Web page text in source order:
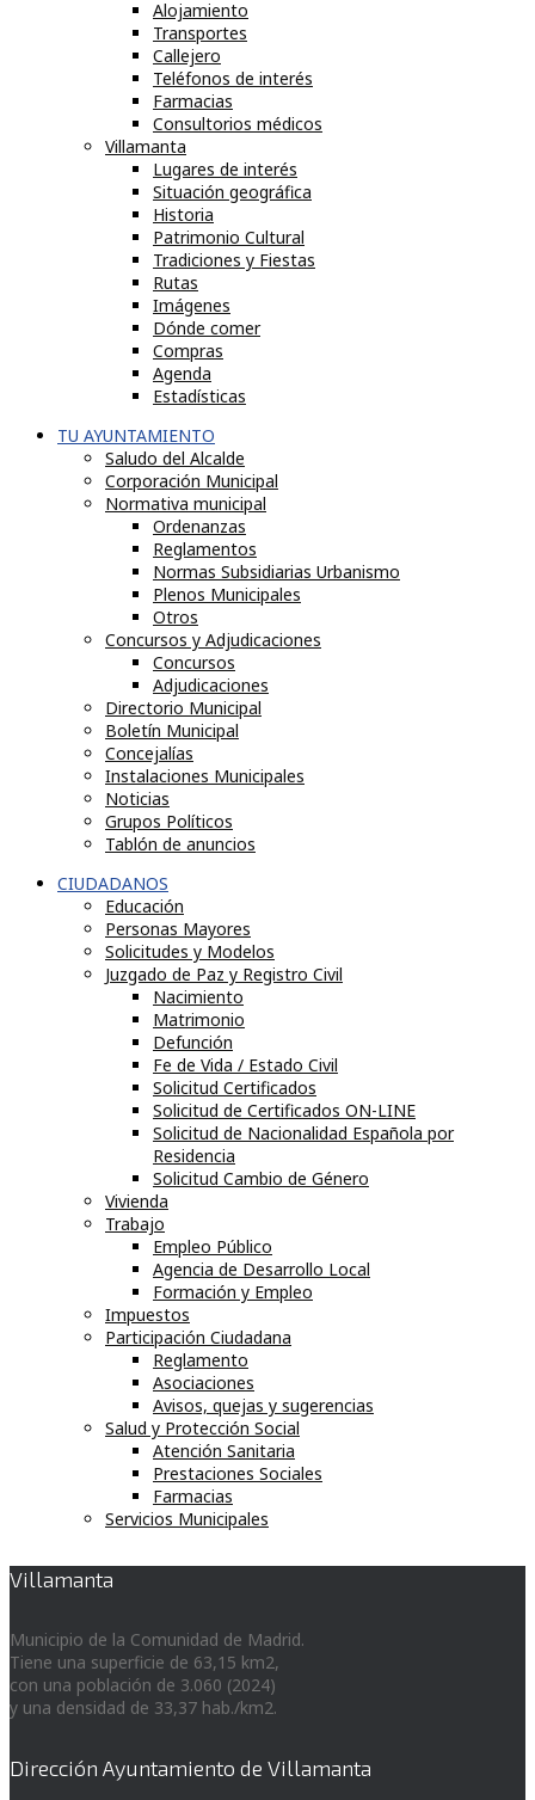
Alojamiento
Transportes
Callejero
Teléfonos de interés
Farmacias
Consultorios médicos
Villamanta
Lugares de interés
Situación geográfica
Historia
Patrimonio Cultural
Tradiciones y Fiestas
Rutas
Imágenes
Dónde comer
Compras
Agenda
Estadísticas
TU AYUNTAMIENTO
Saludo del Alcalde
Corporación Municipal
Normativa municipal
Ordenanzas
Reglamentos
Normas Subsidiarias Urbanismo
Plenos Municipales
Otros
Concursos y Adjudicaciones
Concursos
Adjudicaciones
Directorio Municipal
Boletín Municipal
Concejalías
Instalaciones Municipales
Noticias
Grupos Políticos
Tablón de anuncios
CIUDADANOS
Educación
Personas Mayores
Solicitudes y Modelos
Juzgado de Paz y Registro Civil
Nacimiento
Matrimonio
Defunción
Fe de Vida / Estado Civil
Solicitud Certificados
Solicitud de Certificados ON-LINE
Solicitud de Nacionalidad Española por
Residencia
Solicitud Cambio de Género
Vivienda
Trabajo
Empleo Público
Agencia de Desarrollo Local
Formación y Empleo
Impuestos
Participación Ciudadana
Reglamento
Asociaciones
Avisos, quejas y sugerencias
Salud y Protección Social
Atención Sanitaria
Prestaciones Sociales
Farmacias
Servicios Municipales
Villamanta
Municipio de la Comunidad de Madrid.
Tiene una superficie de 63,15 km2,
con una población de 3.060 (2024)
y una densidad de 33,37 hab./km2.
Dirección Ayuntamiento de Villamanta